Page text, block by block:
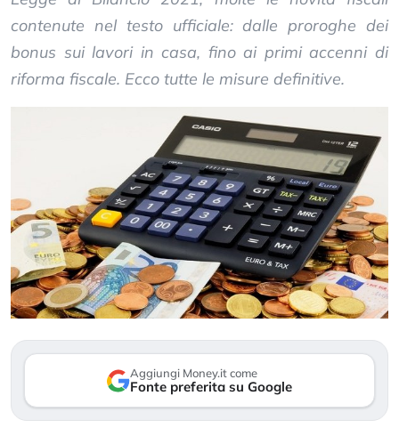
contenute nel testo ufficiale: dalle proroghe dei
bonus sui lavori in casa, fino ai primi accenni di
riforma fiscale. Ecco tutte le misure definitive.
Aggiungi Money.it come
Fonte preferita su Google